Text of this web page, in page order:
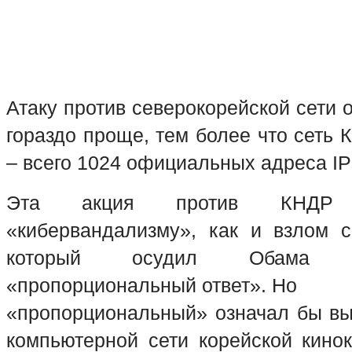
Атаку против северокорейской сети
гораздо проще, тем более что сеть
– всего 1024 официальных адреса IP
Эта акция против КНДР
«кибервандализму», как и взлом
который осудил Обама
«пропорциональный ответ». Но
«пропорциональный» означал бы
компьютерной сети корейской